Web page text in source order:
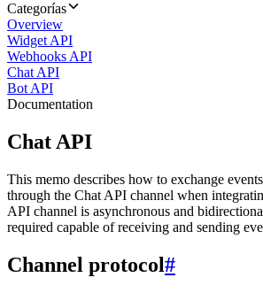
Categorías
Overview
Widget API
Webhooks API
Chat API
Bot API
Documentation
Chat API
This memo describes how to exchange
through the Chat API channel when
API channel is asynchronous and
required capable of receiving and sending
Channel protocol#